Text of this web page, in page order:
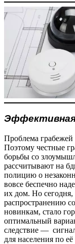
Эффективная
Проблема грабежей
Поэтому честные
борьбы со
рассчитывают на
полицию о
вовсе беспечно
их дом. Но сегодня,
распространению
новинкам, стало
оптимальный
следствие —
для населения по